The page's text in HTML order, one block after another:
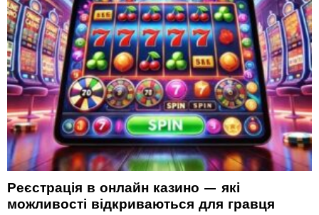
Реєстрація в онлайн казино — які
можливості відкриваються для гравця